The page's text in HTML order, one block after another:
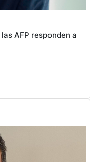
AFP responden a